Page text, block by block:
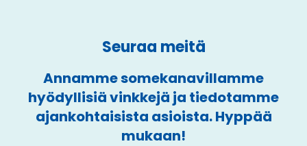
Seuraa meitä
Annamme somekanavillamme
hyödyllisiä vinkkejä ja tiedotamme
ajankohtaisista asioista. Hyppää
mukaan!